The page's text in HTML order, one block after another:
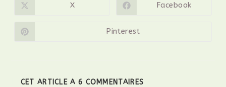
X Facebook
Pinterest
CET ARTICLE A 6 COMMENTAIRES